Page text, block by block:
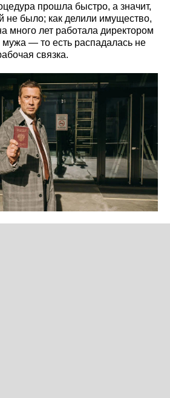
прошла быстро, а значит,
не было; как делили имущество,
много лет работала директором
мужа — то есть распадалась не
связка.